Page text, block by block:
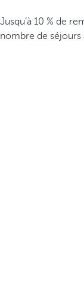
Jusqu’à 10 % de
nombre de